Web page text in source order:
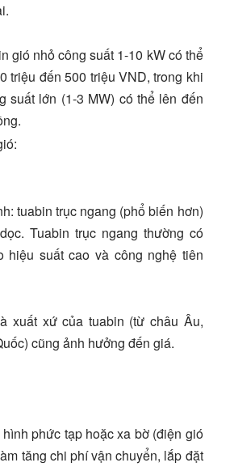
gió nhỏ công suất 1-10 kW có thể
triệu đến 500 triệu VND, trong khi
suất lớn (1-3 MW) có thể lên đến
:
tuabin trục ngang (phổ biến hơn)
Tuabin trục ngang thường có
hiệu suất cao và công nghệ tiên
xuất xứ của tuabin (từ châu Âu,
cũng ảnh hưởng đến giá.
phức tạp hoặc xa bờ (điện gió
tăng chi phí vận chuyển, lắp đặt